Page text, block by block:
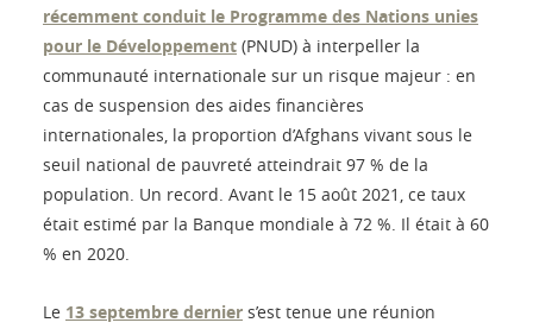
récemment conduit le Programme des Nations unies
pour le Développement (PNUD) à interpeller la
communauté internationale sur un risque majeur : en
cas de suspension des aides financières
internationales, la proportion d’Afghans vivant sous le
seuil national de pauvreté atteindrait 97 % de la
population. Un record. Avant le 15 août 2021, ce taux
était estimé par la Banque mondiale à 72 %. Il était à 60
% en 2020.
Le 13 septembre dernier s’est tenue une réunion